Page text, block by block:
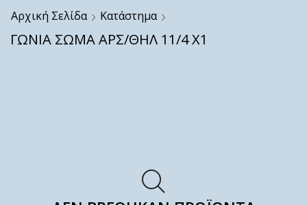
Αρχική Σελίδα Κατάστημα
ΓΩΝΙΑ ΣΩΜΑ ΑΡΣ/ΘΗΛ 11/4 Χ1